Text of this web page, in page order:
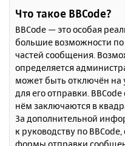
Что такое BBCode?
BBCode — это особая
большие возможности
частей сообщения.
определяется
может быть отключён
для его отправки.
нём заключаются в
За дополнительной
к руководству по